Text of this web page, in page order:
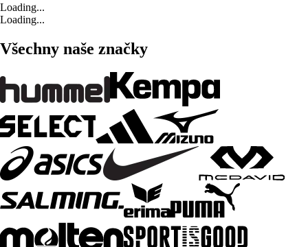
Loading...
Loading...
Všechny naše značky